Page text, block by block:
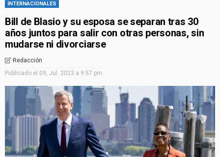
INTERNACIONALES
Bill de Blasio y su esposa se separan tras 30
años juntos para salir con otras personas, sin
mudarse ni divorciarse
Redacción
Publicado el 09, Jul. 2023 a 9:57 pm